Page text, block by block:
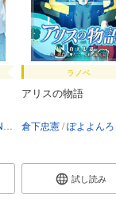
ラノベ
アリスの物語
倉下忠憲 ぽよよんろ
試し読み